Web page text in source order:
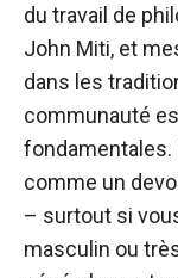
du travail de
John Miti, et
dans les
communauté
comme un
– surtout si
masculin ou